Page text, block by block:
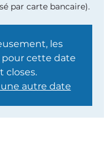
par carte bancaire).
les
cette date
closes.
une autre date